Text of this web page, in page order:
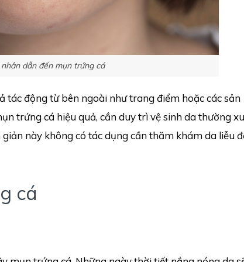
dẫn đến mụn trứng cá
tác động từ bên ngoài như trang điểm hoặc các sản
trứng cá hiệu quả, cần duy trì vệ sinh da thường
này không có tác dụng cần thăm khám da liễu
cá